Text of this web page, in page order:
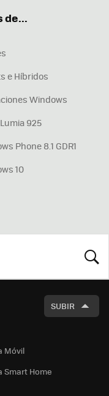
de...
e Híbridos
Windows
925
Phone 8.1 GDR1
10
SUBIR
Móvil
Smart Home